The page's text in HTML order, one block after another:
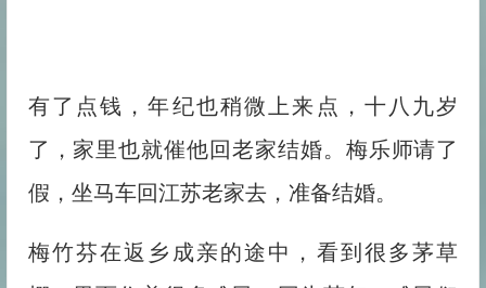
有了点钱，年纪也稍微上来点，十八九岁
了，家里也就催他回老家结婚。梅乐师请了
假，坐马车回江苏老家去，准备结婚。
梅竹芬在返乡成亲的途中，看到很多茅草